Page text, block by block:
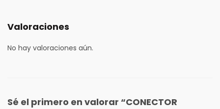
Valoraciones
No hay valoraciones aún.
Sé el primero en valorar “CONECTOR